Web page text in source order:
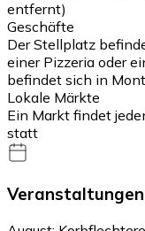
entfernt)
Geschäfte
Der Stellplatz
einer Pizzeria oder
befindet sich in
Lokale Märkte
Ein Markt findet
statt
Veranstaltungen